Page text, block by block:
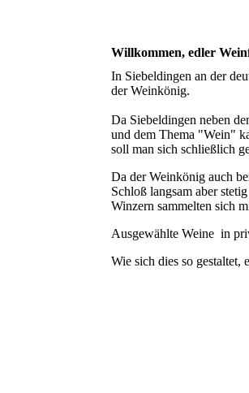
Willkommen, edler
In Siebeldingen an der
der Weinkönig.
Da Siebeldingen neben
und dem Thema "Wein"
soll man sich schließlich
Da der Weinkönig auch
Schloß langsam aber
Winzern sammelten sich
Ausgewählte Weine in
Wie sich dies so gestaltet,